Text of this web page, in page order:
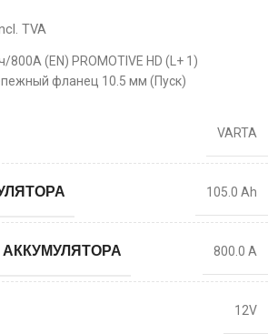
TVA
(EN) PROMOTIVE HD (L+ 1)
фланец 10.5 мм (Пуск)
VARTA
105.0 Ah
800.0 A
12V